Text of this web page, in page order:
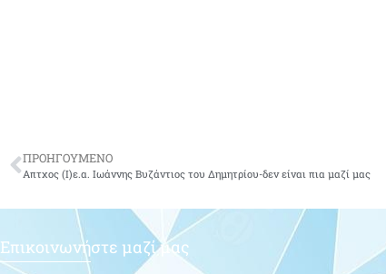
ΠΡΟΗΓΟΥΜΕΝΟ
Απτχος (Ι)ε.α. Ιωάννης Βυζάντιος του Δημητρίου-δεν είναι πια μαζί μας
Επικοινωνήστε μαζί μας